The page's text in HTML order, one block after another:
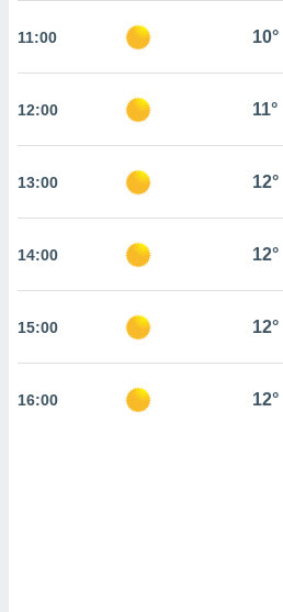
coste.
botón
a la
todas
ya sean
nos
en
perfil
y
CONTINUAR
11:00 10°
12:00 11°
13:00 12°
14:00 12°
15:00 12°
16:00 12°